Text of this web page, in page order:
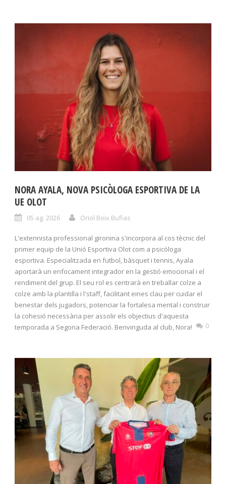
NORA AYALA, NOVA PSICÒLOGA ESPORTIVA DE LA
UE OLOT
05 ag. 2026 Oriol Boix Bufias
L'extennista professional gironina s'incorpora al cos tècnic del
primer equip de la Unió Esportiva Olot com a psicòloga
esportiva. Especialitzada en futbol, bàsquet i tennis, Ayala
aportarà un enfocament integrador en la gestió emocional i el
rendiment del grup. El seu rol es centrarà en treballar colze a
colze amb la plantilla i l'staff, facilitant eines clau per cuidar el
benestar dels jugadors, potenciar la fortalesa mental i construir
la cohesió necessària per assolir els objectius d'aquesta
temporada a Segona Federació. Benvinguda al club, Nora!
0